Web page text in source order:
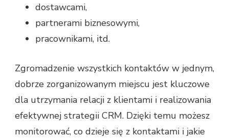
dostawcami,
partnerami biznesowymi,
pracownikami, itd.
Zgromadzenie wszystkich kontaktów w jednym,
dobrze zorganizowanym miejscu jest kluczowe
dla utrzymania relacji z klientami i realizowania
efektywnej strategii CRM. Dzięki temu możesz
monitorować, co dzieje się z kontaktami i jakie